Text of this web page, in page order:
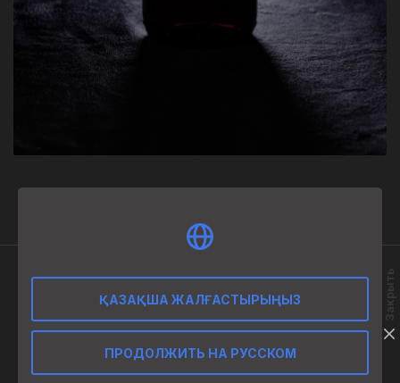
ӨНІМ СИПАТТАМАСЫ
0,75 красное полусладкое
ҚАЗАҚША ЖАЛҒАСТЫРЫҢЫЗ
ПРОДОЛЖИТЬ НА РУССКОМ